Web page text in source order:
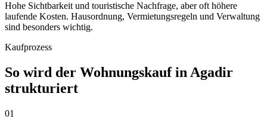
Hohe Sichtbarkeit und touristische Nachfrage, aber oft höhere
laufende Kosten. Hausordnung, Vermietungsregeln und Verwaltung
sind besonders wichtig.
Kaufprozess
So wird der Wohnungskauf in Agadir
strukturiert
01